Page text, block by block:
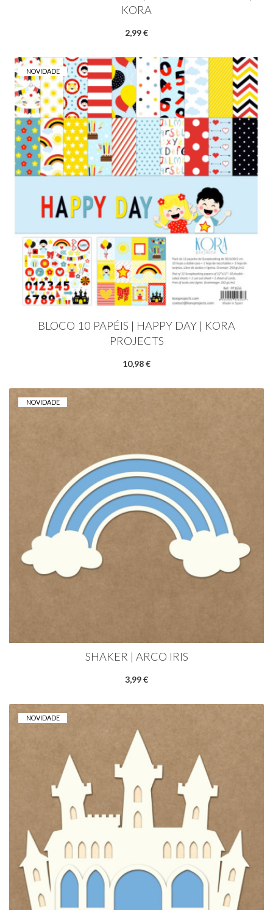
KORA
2,99 €
NOVIDADE
BLOCO 10 PAPÉIS | HAPPY DAY | KORA
PROJECTS
10,98 €
NOVIDADE
SHAKER | ARCO IRIS
3,99 €
NOVIDADE